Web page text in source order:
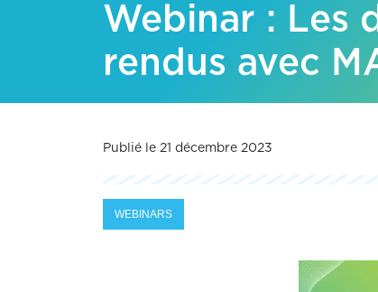
Webinar : Les
rendus avec
Publié le 21 décembre 2023
WEBINARS